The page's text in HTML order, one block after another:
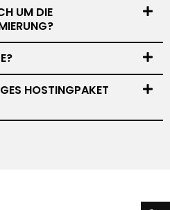
UM DIE
HOSTINGPAKET